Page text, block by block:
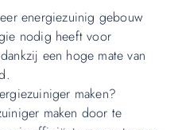
energiezuinig gebouw
nodig heeft voor
een hoge mate van
maken?
maken door te